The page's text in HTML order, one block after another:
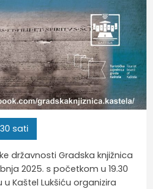
sati
državnosti Gradska knjižnica
2025. s početkom u 19.30
Kaštel Lukšiću organizira